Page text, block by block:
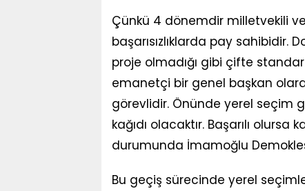
Çünkü 4 dönemdir milletvekili
başarısızlıklarda pay sahibidir.
proje olmadığı gibi çifte
emanetçi bir genel başkan
görevlidir. Önünde yerel seçim
kağıdı olacaktır. Başarılı olursa
durumunda İmamoğlu
Bu geçiş sürecinde yerel